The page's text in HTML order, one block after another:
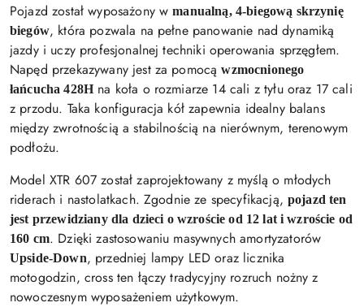
Pojazd został wyposażony wmanualną, 4-biegową skrzynię
biegów, która pozwala na pełne panowanie nad dynamiką
jazdy i uczy profesjonalnej techniki operowania sprzęgłem.
Napęd przekazywany jest za pomocąwzmocnionego
łańcucha 428Hna koła o rozmiarze 14 cali z tyłu oraz 17 cali
z przodu. Taka konfiguracja kół zapewnia idealny balans
między zwrotnością a stabilnością na nierównym, terenowym
podłożu.
Model XTR 607 został zaprojektowany z myślą o młodych
riderach i nastolatkach. Zgodnie ze specyfikacją,pojazd ten
jest przewidziany dla dzieci o wzroście od 12 lat i wzroście od
160 cm. Dzięki zastosowaniu masywnych amortyzatorów
Upside-Down, przedniej lampy LED oraz licznika
motogodzin, cross ten łączy tradycyjny rozruch nożny z
nowoczesnym wyposażeniem użytkowym.